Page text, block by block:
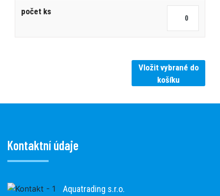
Vložit vybrané do
košíku
Kontaktní údaje
Aquatrading s.r.o.